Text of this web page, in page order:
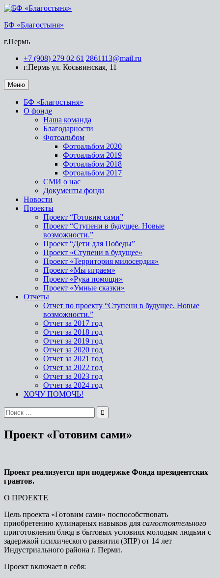
БФ «Благостыня»
г.Пермь
+7 (908) 279 02 61 2861113@mail.ru
г.Пермь ул. Косьвинская, 11
Меню
БФ «Благостыня»
О фонде
Наша команда
Благодарности
Фотоальбом
Фотоальбом 2020
Фотоальбом 2019
Фотоальбом 2018
Фотоальбом 2017
СМИ о нас
Документы фонда
Новости
Проекты
Проект “Готовим сами”
Проект “Ступени в будущее. Новые
возможности.”
Проект “Дети для Победы”
Проект «Ступени в будущее»
Проект «Территория милосердия»
Проект «Мы играем»
Проект «Рука помощи»
Проект «Умные сказки»
Отчеты
Отчет по проекту “Ступени в будущее. Новые
возможности.”
Отчет за 2017 год
Отчет за 2018 год
Отчет за 2019 год
Отчет за 2020 год
Отчет за 2021 год
Отчет за 2022 год
Отчет за 2023 год
Отчет за 2024 год
ХОЧУ ПОМОЧЬ!
Проект «Готовим сами»
Проект реализуется при поддержке Фонда президентских
грантов.
О ПРОЕКТЕ
Цель проекта «Готовим сами» поспособствовать
приобретению кулинарных навыков для самостоятельного
приготовления блюд в бытовых условиях молодым людьми с
задержкой психического развития (ЗПР) от 14 лет
Индустриального района г. Перми.
Проект включает в себя: